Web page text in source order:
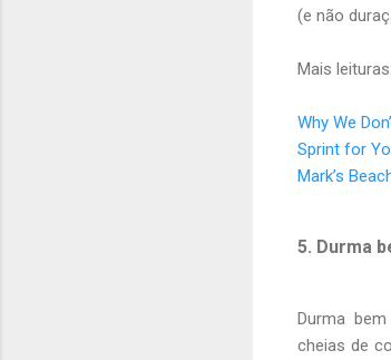
(e não
Mais leituras:
Why We
Sprint for
Mark’s
5. Durma
Durma
cheias de